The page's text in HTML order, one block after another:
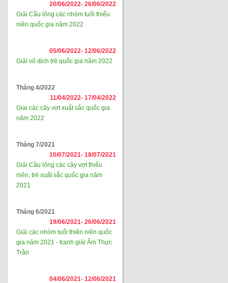
20/06/2022- 26/06/2022
Giải Cầu lông các nhóm tuổi thiếu
niên quốc gia năm 2022
05/06/2022- 12/06/2022
Giải vô địch trẻ quốc gia năm 2022
Tháng 4/2022
11/04/2022- 17/04/2022
Giai các cây vợt xuất sắc quốc gia
năm 2022
Tháng 7/2021
10/07/2021- 18/07/2021
Giải Cầu lông các cây vợt thiếu
niên, trẻ xuất sắc quốc gia năm
2021
Tháng 6/2021
19/06/2021- 26/06/2021
Giải các nhóm tuổi thiên niên quốc
gia năm 2021 - tranh giải Ẩm Thực
Trần
04/06/2021- 12/06/2021